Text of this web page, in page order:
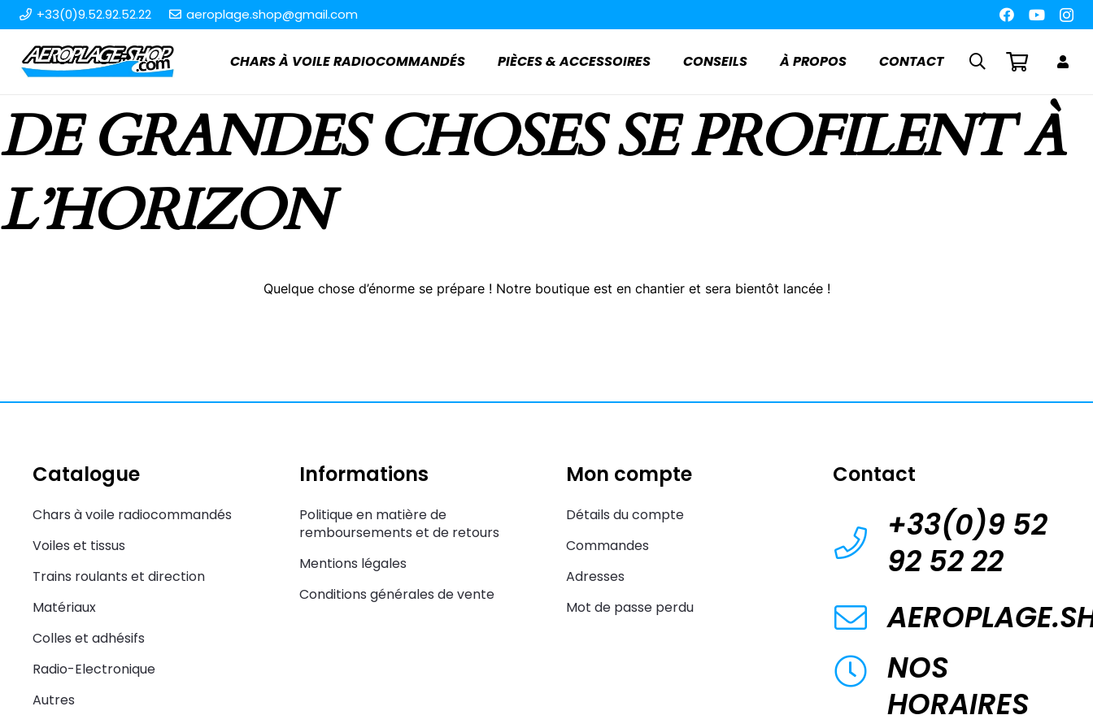
+33(0)9.52.92.52.22 aeroplage.shop@gmail.com
CHARS À VOILE RADIOCOMMANDÉS PIÈCES & ACCESSOIRES CONSEILS À PROPOS CONTACT
DE GRANDES CHOSES SE PROFILENT À
L’HORIZON
Quelque chose d’énorme se prépare ! Notre boutique est en chantier et sera bientôt lancée !
Catalogue
Chars à voile radiocommandés
Voiles et tissus
Trains roulants et direction
Matériaux
Colles et adhésifs
Radio-Electronique
Autres
Informations
Politique en matière de
remboursements et de retours
Mentions légales
Conditions générales de vente
Mon compte
Détails du compte
Commandes
Adresses
Mot de passe perdu
Contact
+33(0)9 52
92 52 22
NOS
HORAIRES